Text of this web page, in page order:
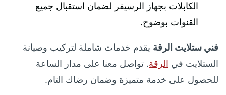
الكابلات بجهاز الرسيفر لضمان استقبال جميع
القنوات بوضوح.
فني ستلايت الرقة يقدم خدمات شاملة لتركيب وصيانة
الستلايت في الرقة. تواصل معنا على مدار الساعة
للحصول على خدمة متميزة وضمان رضاك التام.